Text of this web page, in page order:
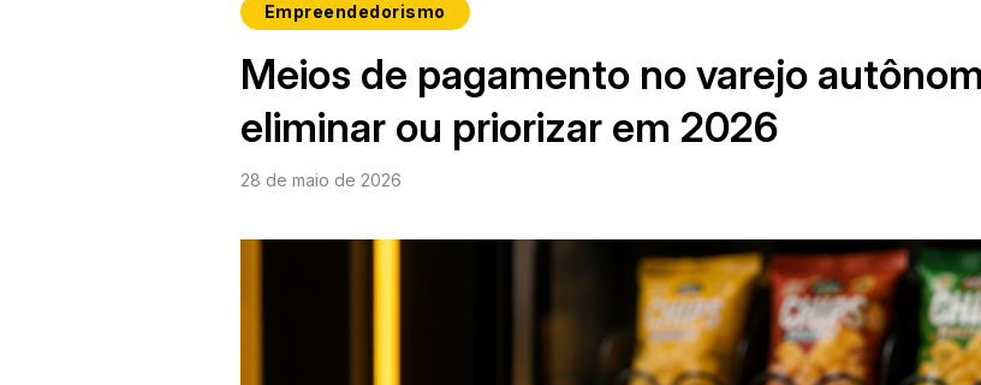
Empreendedorismo
Meios de pagamento no varejo
eliminar ou priorizar em 2026
28 de maio de 2026